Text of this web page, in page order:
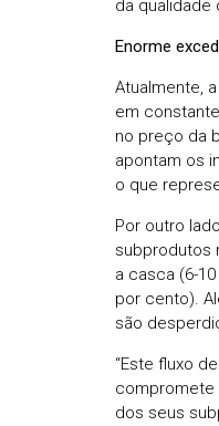
da qualidade
Enorme
Atualmente,
em
no preço da
apontam os
o que
Por outro
subprodutos
a casca (6-
por cento).
são
“Este fluxo
compromete
dos seus